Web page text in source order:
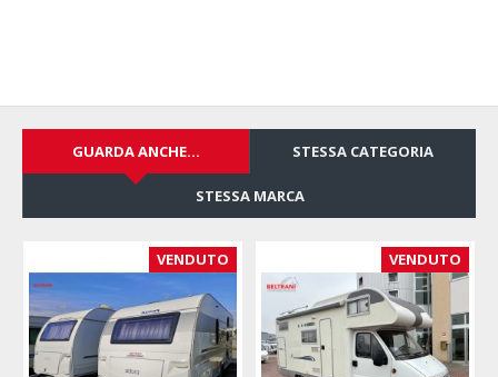
GUARDA ANCHE... STESSA CATEGORIA
STESSA MARCA
VENDUTO VENDUTO